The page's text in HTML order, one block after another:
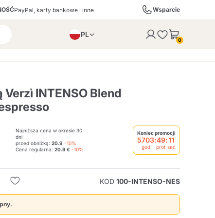
PayPal, karty bankowe i inne Wsparcie
Izzo Caffè Kimbo Caffè
Starbucks Verzi
Espresso Point Blue / In Black
Caffitaly
Likiery, Alkohole i
SodaStream
PL
0
INTENSO Blend
Najniższa cena w okresie 30
dni
przed obniżką: 20.9 -10%
Cena regularna: 20.9 € -10%
Koniec promocji
5703
god
:49
prot
:10
sec
KOD 100-INTENSO-NES
do koszyka